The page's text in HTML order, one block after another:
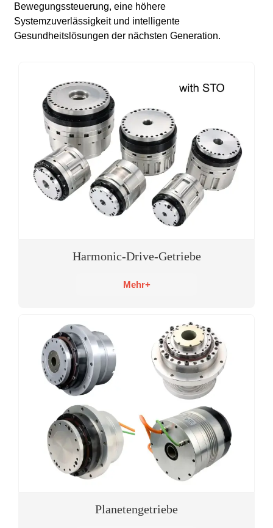
Bewegungssteuerung, eine höhere
Systemzuverlässigkeit und intelligente
Gesundheitslösungen der nächsten Generation.
Harmonic-Drive-Getriebe
Mehr+
Planetengetriebe